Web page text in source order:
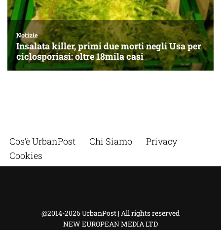
Cos’è UrbanPost Chi Siamo
Privacy
Cookies
@2014-2026 UrbanPost | All rights reserved
NEW EUROPEAN MEDIA LTD